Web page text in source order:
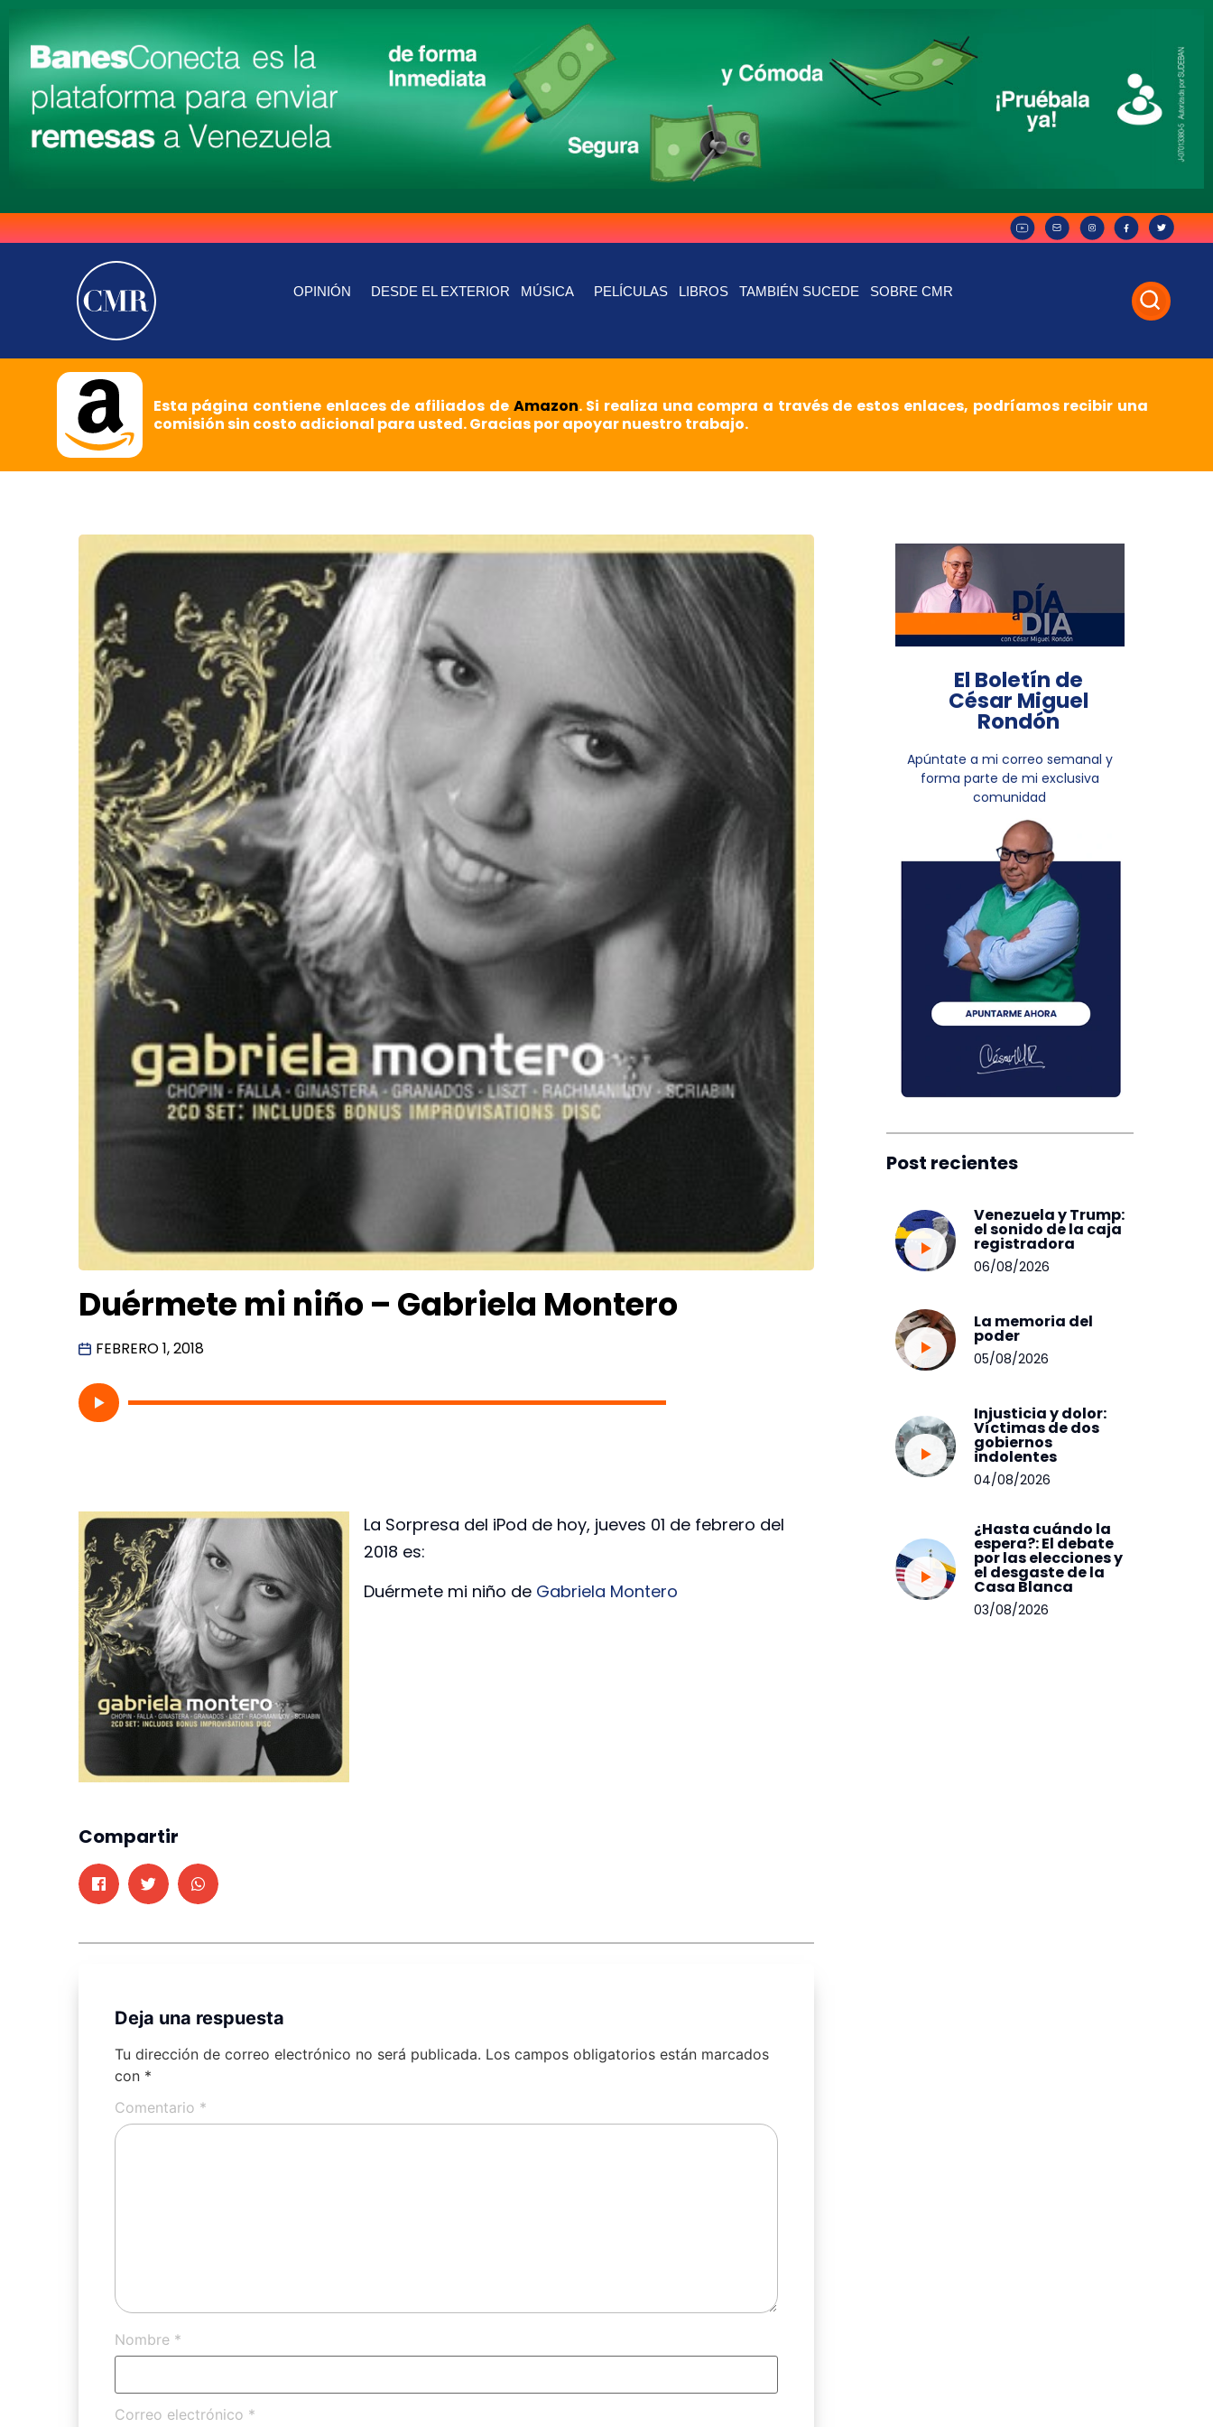
OPINIÓN DESDE EL EXTERIOR MÚSICA PELÍCULAS LIBROS TAMBIÉN SUCEDE SOBRE CMR
Esta página contiene enlaces de afiliados de Amazon. Si realiza una compra a través de estos enlaces, podríamos recibir una
comisión sin costo adicional para usted. Gracias por apoyar nuestro trabajo.
Duérmete mi niño – Gabriela Montero
FEBRERO 1, 2018
La Sorpresa del iPod de hoy, jueves 01 de febrero del
2018 es:
Duérmete mi niño de Gabriela Montero
Compartir
Deja una respuesta
Tu dirección de correo electrónico no será publicada. Los campos obligatorios están marcados
con *
Comentario *
Nombre *
Correo electrónico *
El Boletín de
César Miguel
Rondón
Apúntate a mi correo semanal y
forma parte de mi exclusiva
comunidad
Post recientes
Venezuela y Trump:
el sonido de la caja
registradora
06/08/2026
La memoria del
poder
05/08/2026
Injusticia y dolor:
Víctimas de dos
gobiernos
indolentes
04/08/2026
¿Hasta cuándo la
espera?: El debate
por las elecciones y
el desgaste de la
Casa Blanca
03/08/2026